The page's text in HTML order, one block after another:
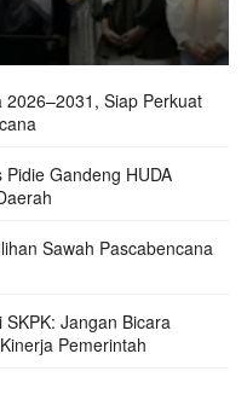
2026–2031, Siap Perkuat
Gandeng HUDA
Sawah Pascabencana
Jangan Bicara
Pemerintah